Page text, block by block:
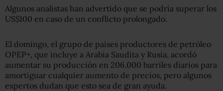
Algunos analistas han advertido que se podría superar los
US$100 en caso de un conflicto prolongado.
El domingo, el grupo de países productores de petróleo
OPEP+, que incluye a Arabia Saudita y Rusia, acordó
aumentar su producción en 206.000 barriles diarios para
amortiguar cualquier aumento de precios, pero algunos
expertos dudan que esto sea de gran ayuda.